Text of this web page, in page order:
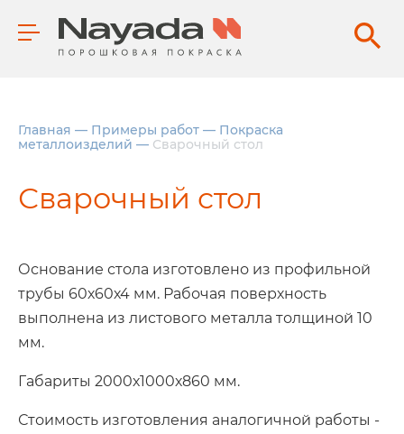
Главная — Примеры работ — Покраска
металлоизделий — Сварочный стол
Сварочный стол
Основание стола изготовлено из профильной
трубы 60х60х4 мм. Рабочая поверхность
выполнена из листового металла толщиной 10
мм.
Габариты 2000х1000х860 мм.
Стоимость изготовления аналогичной работы -